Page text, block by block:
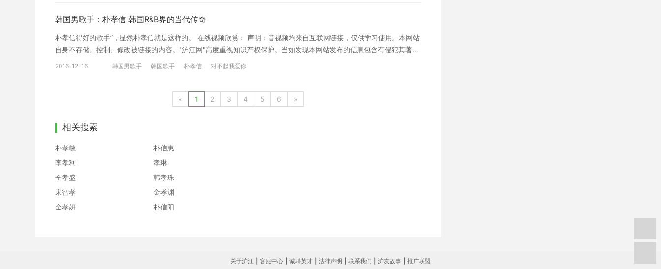
韩国男歌手：朴孝信 韩国R&B界的当代传奇
朴孝信得好的歌手”，显然朴孝信就是这样的。 在线视频欣赏： 声明：音视频均来自互联网链接，仅供学习使用。本网站
自身不存储、控制、修改被链接的内容。"沪江网"高度重视知识产权保护。当如发现本网站发布的信息包含有侵犯其著作
아 서있다 잊혀질 만큼만 괜찮을 만큼만 눈물 머금고 기다린 떨림 끝에 다
2016-12-16 韩国男歌手 韩国歌手 朴孝信 对不起我爱你
« 1 2 3 4 5 6 »
相关搜索
朴孝敏
朴信惠
李孝利
孝琳
全孝盛
韩孝珠
宋智孝
金孝渊
金孝妍
朴信阳
关于沪江 客服中心 诚聘英才 法律声明 联系我们 沪友故事 推广联盟